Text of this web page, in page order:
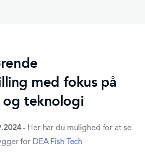
med fokus på
og teknologi
- Her har du mulighed for at se
for DEA Fish Tech